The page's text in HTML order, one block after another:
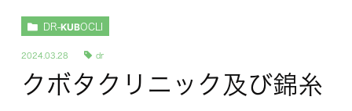
DR-KUBOCLI
2024.03.28 dr
クボタクリニック及び錦糸